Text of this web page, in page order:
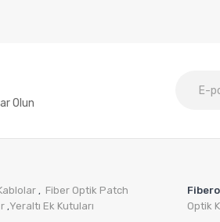
Olun
, Fiber Optik Patch
,Yeraltı Ek Kutuları
Optik